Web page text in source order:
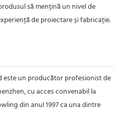
să mențină un nivel de
de proiectare și fabricație.
este un producător profesionist de
cu acces convenabil la
din anul 1997 ca una dintre